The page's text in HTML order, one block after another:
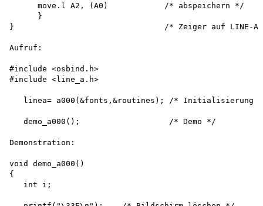
      move.l A2, (A0)            /* abspeichern */
      }
}                                /* Zeiger auf LINE-A-
Aufruf:
#include <osbind.h>
#include <line_a.h>
linea= a000(&fonts,&routines); /* Initialisierung
   demo_a000();                   /* Demo */
Demonstration:
void demo_a000()
{
   int i;